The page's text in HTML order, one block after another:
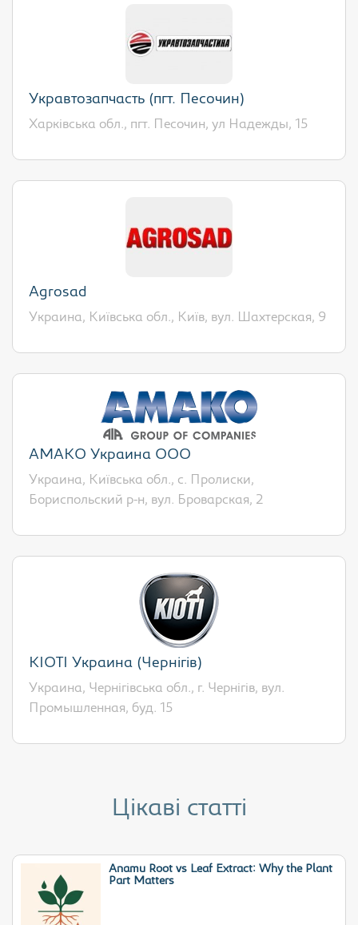
Укравтозапчасть (пгт. Песочин)
Харківська обл., пгт. Песочин, ул Надежды, 15
Agrosad
Украина, Київська обл., Київ, вул. Шахтерская, 9
АМАКО Украина ООО
Украина, Київська обл., с. Пролиски,
Бориспольский р-н, вул. Броварская, 2
KIOTI Украина (Чернігів)
Украина, Чернігівська обл., г. Чернігів, вул.
Промышленная, буд. 15
Цікаві статті
Anamu Root vs Leaf Extract: Why the Plant
Part Matters